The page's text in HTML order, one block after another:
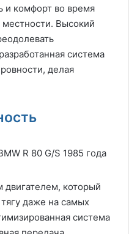
и комфорт во время
Высокий
система
делая
который
даже на самых
система